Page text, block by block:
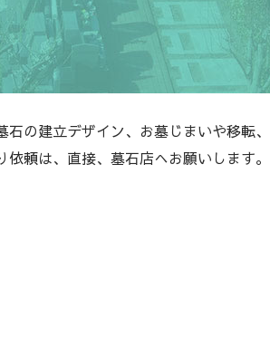
の建立デザイン、お墓じまいや移転
頼は、直接、墓石店へお願いします。